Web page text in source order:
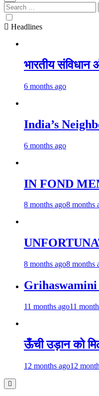
Search
for:
Headlines
भारतीय संविधान
6 months ago
India’s
6 months ago
IN FOND
8 months ago8 months
8 months ago8 months
Grihaswamini
11 months ago11
ऊँची उड़ान को
12 months ago12